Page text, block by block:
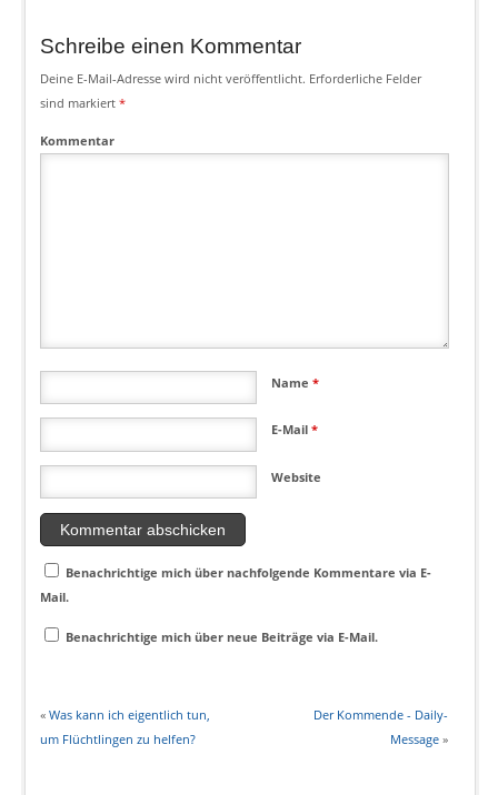
Schreibe einen Kommentar
Deine E-Mail-Adresse wird nicht veröffentlicht. Erforderliche Felder
sind markiert *
Kommentar
Name*
E-Mail*
Website
Benachrichtige mich über nachfolgende Kommentare via E-
Mail.
Benachrichtige mich über neue Beiträge via E-Mail.
« Was kann ich eigentlich tun,
um Flüchtlingen zu helfen?
Der Kommende - Daily-
Message »